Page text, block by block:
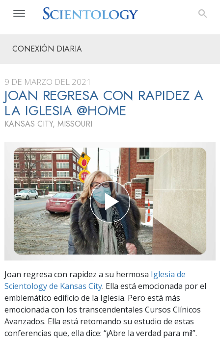
CONEXIÓN DIARIA
9 DE MARZO DEL 2021
JOAN REGRESA CON RAPIDEZ A
LA IGLESIA @HOME
KANSAS CITY, MISSOURI
Joan regresa con rapidez a su hermosa Iglesia de
Scientology de Kansas City. Ella está emocionada por el
emblemático edificio de la Iglesia. Pero está más
emocionada con los transcendentales Cursos Clínicos
Avanzados. Ella está retomando su estudio de estas
conferencias que, ella dice: “¡Abre la verdad para mí!”.